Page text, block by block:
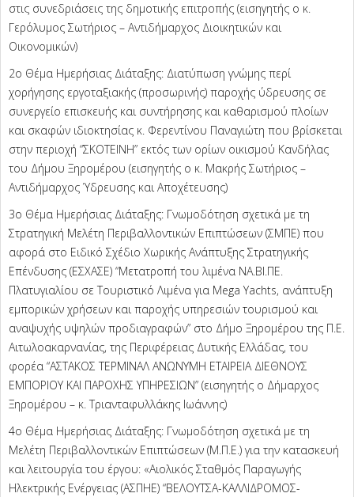
στις συνεδριάσεις της δημοτικής επιτροπής (εισηγητής ο κ.
Γερόλυμος Σωτήριος – Αντιδήμαρχος Διοικητικών και
Οικονομικών)
2ο Θέμα Ημερήσιας Διάταξης: Διατύπωση γνώμης περί
χορήγησης εργοταξιακής (προσωρινής) παροχής ύδρευσης σε
συνεργείο επισκευής και συντήρησης και καθαρισμού πλοίων
και σκαφών ιδιοκτησίας κ. Φερεντίνου Παναγιώτη που βρίσκεται
στην περιοχή “ΣΚΟΤΕΙΝΗ” εκτός των ορίων οικισμού Κανδήλας
του Δήμου Ξηρομέρου (εισηγητής ο κ. Μακρής Σωτήριος –
Αντιδήμαρχος Ύδρευσης και Αποχέτευσης)
3ο Θέμα Ημερήσιας Διάταξης: Γνωμοδότηση σχετικά με τη
Στρατηγική Μελέτη Περιβαλλοντικών Επιπτώσεων (ΣΜΠΕ) που
αφορά στο Ειδικό Σχέδιο Χωρικής Ανάπτυξης Στρατηγικής
Επένδυσης (ΕΣΧΑΣΕ) “Μετατροπή του λιμένα ΝΑ.ΒΙ.ΠΕ.
Πλατυγιαλίου σε Τουριστικό Λιμένα για Mega Yachts, ανάπτυξη
εμπορικών χρήσεων και παροχής υπηρεσιών τουρισμού και
αναψυχής υψηλών προδιαγραφών” στο Δήμο Ξηρομέρου της Π.Ε.
Αιτωλοακαρνανίας, της Περιφέρειας Δυτικής Ελλάδας, του
φορέα “ΑΣΤΑΚΟΣ ΤΕΡΜΙΝΑΛ ΑΝΩΝΥΜΗ ΕΤΑΙΡΕΙΑ ΔΙΕΘΝΟΥΣ
ΕΜΠΟΡΙΟΥ ΚΑΙ ΠΑΡΟΧΗΣ ΥΠΗΡΕΣΙΩΝ” (εισηγητής ο Δήμαρχος
Ξηρομέρου – κ. Τριανταφυλλάκης Ιωάννης)
4ο Θέμα Ημερήσιας Διάταξης: Γνωμοδότηση σχετικά με τη
Μελέτη Περιβαλλοντικών Επιπτώσεων (Μ.Π.Ε.) για την κατασκευή
και λειτουργία του έργου: «Αιολικός Σταθμός Παραγωγής
Ηλεκτρικής Ενέργειας (ΑΣΠΗΕ) “ΒΕΛΟΥΤΣΑ-ΚΑΛΛΙΔΡΟΜΟΣ-